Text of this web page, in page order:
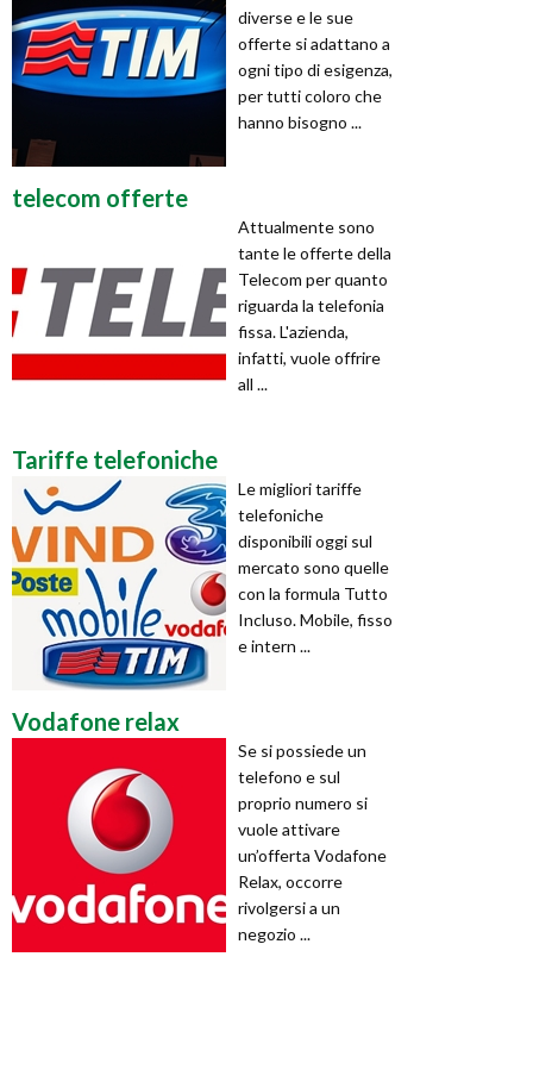
diverse e le sue
offerte si adattano a
ogni tipo di esigenza,
per tutti coloro che
hanno bisogno ...
telecom offerte
Attualmente sono
tante le offerte della
Telecom per quanto
riguarda la telefonia
fissa. L'azienda,
infatti, vuole offrire
all ...
Tariffe telefoniche
Le migliori tariffe
telefoniche
disponibili oggi sul
mercato sono quelle
con la formula Tutto
Incluso. Mobile, fisso
e intern ...
Vodafone relax
Se si possiede un
telefono e sul
proprio numero si
vuole attivare
un’offerta Vodafone
Relax, occorre
rivolgersi a un
negozio ...